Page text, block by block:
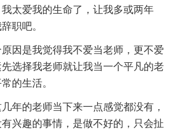
太爱我的生命了，让我多或两年
职吧。
因是我觉得我不爱当老师，更不爱
选择我老师就让我当一个平凡的老
的生活。
年的老师当下来一点感觉都没有，
兴趣的事情，是做不好的，只会扯